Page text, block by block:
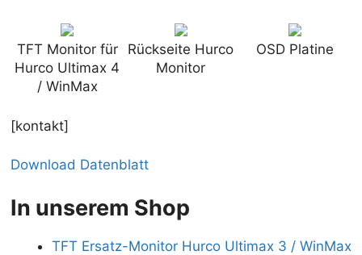
TFT Monitor für
Hurco Ultimax 4
/ WinMax
Rückseite Hurco
Monitor
OSD Platine
[kontakt]
Download Datenblatt
In unserem Shop
TFT Ersatz-Monitor Hurco Ultimax 3 / WinMax